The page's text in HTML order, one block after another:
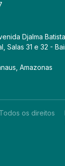
Djalma
Salas 31 e 32 -
Amazonas
os direitos